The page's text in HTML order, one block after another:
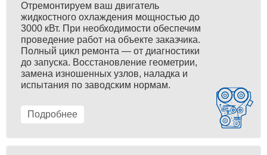
Отремонтируем ваш двигатель
жидкостного охлаждения мощностью до
3000 кВт. При необходимости обеспечим
проведение работ на объекте заказчика.
Полный цикл ремонта — от диагностики
до запуска. Восстановление геометрии,
замена изношенных узлов, наладка и
испытания по заводским нормам.
Подробнее